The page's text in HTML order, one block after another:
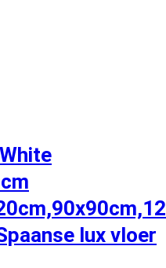
lux vloer